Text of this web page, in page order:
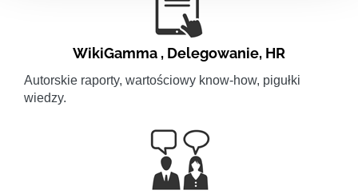
WikiGamma , Delegowanie, HR
Autorskie raporty, wartościowy know-how, pigułki
wiedzy.